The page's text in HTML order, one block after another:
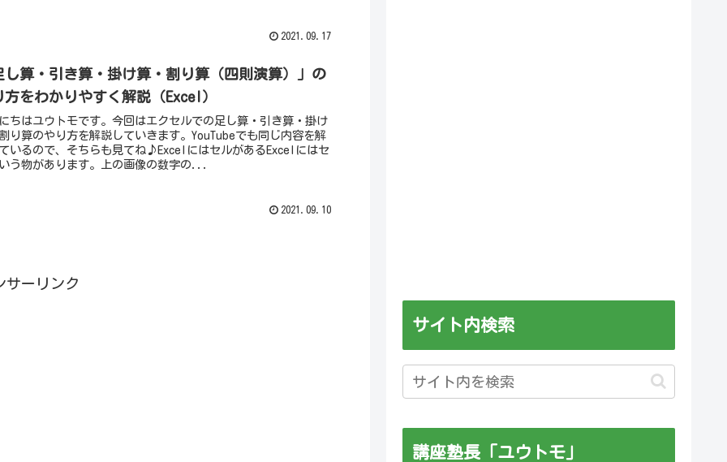
2021.09.17
し算・引き算・掛け算・割り算（四則演算）」の
方をわかりやすく解説（Excel）
ちはユウトモです。今回はエクセルでの足し算・引き算・掛け
り算のやり方を解説していきます。YouTubeでも同じ内容を解
いるので、そちらも見てね♪ExcelにはセルがあるExcelにはセ
う物があります。上の画像の数字の...
2021.09.10
サーリンク
サイト内検索
講座塾長「ユウトモ」